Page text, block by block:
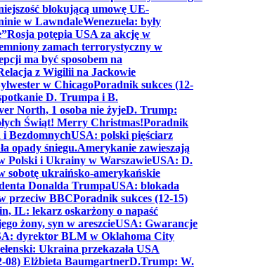
blokującą umowę UE-
w LawndaleWenezuela: były
Rosja potępia USA za akcję w
zamach terrorystyczny w
ma być sposobem na
z Wigilii na Jackowie
w ChicagoPoradnik sukces (12-
D. Trumpa i B.
North, 1 osoba nie żyjeD. Trump:
Świąt! Merry Christmas!Poradnik
BezdomnychUSA: polski pięściarz
opady śniegu.Amerykanie zawieszają
Polski i Ukrainy w WarszawieUSA: D.
sobotę ukraińsko-amerykańskie
Donalda TrumpaUSA: blokada
przeciw BBCPoradnik sukces (12-15)
IL: lekarz oskarżony o napaść
żony, syn w areszcieUSA: Gwarancje
dyrektor BLM w Oklahoma City
Ukraina przekazała USA
08) Elżbieta BaumgartnerD.Trump: W.